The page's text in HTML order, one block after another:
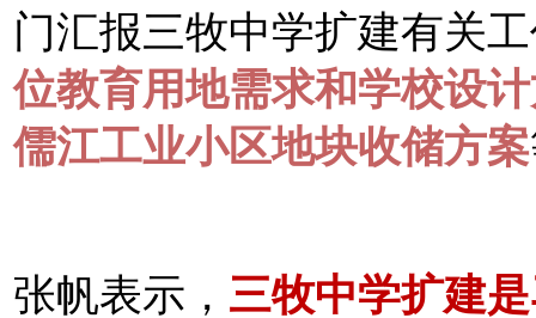
门汇报三牧中学扩建有关
位教育用地需求和学校设
儒江工业小区地块收储方案
张帆表示， 三牧中学扩建